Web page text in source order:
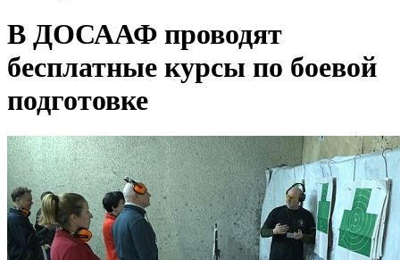
В ДОСААФ проводят
бесплатные курсы по боевой
подготовке